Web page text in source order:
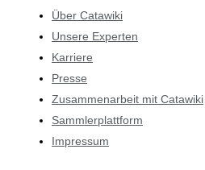
Über Catawiki
Unsere Experten
Karriere
Presse
Zusammenarbeit mit Catawiki
Sammlerplattform
Impressum